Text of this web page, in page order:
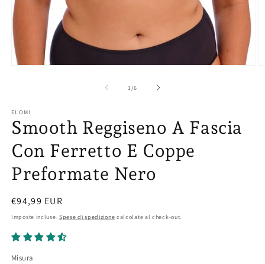
finestra
modale
1/su
6
ELOMI
Smooth Reggiseno A Fascia
Con Ferretto E Coppe
Preformate Nero
Prezzo
di
listino
€94,99 EUR
Imposte incluse. Spese di spedizione calcolate al check-out.
Misura